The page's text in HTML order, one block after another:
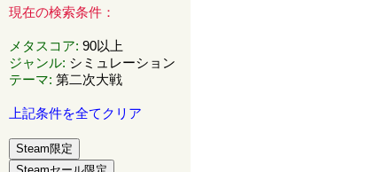
現在の検索条件：
メタスコア: 90以上
ジャンル: シミュレーション
テーマ: 第二次大戦
上記条件を全てクリア